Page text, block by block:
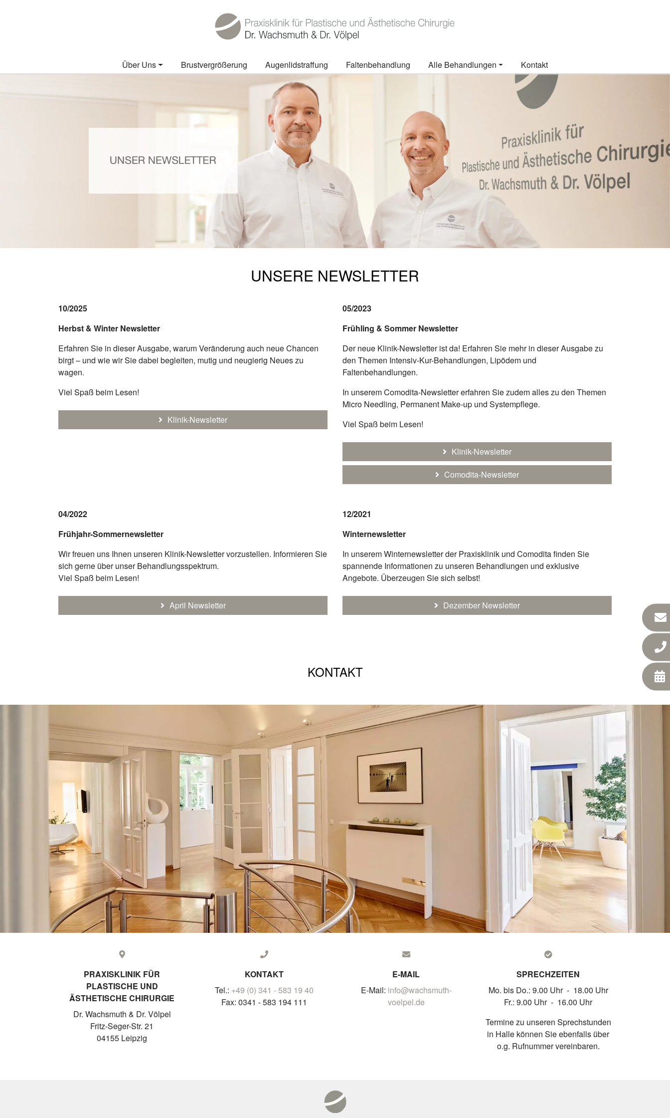
Über Uns Brustvergrößerung Augenlidstraffung Faltenbehandlung Alle Behandlungen Kontakt
UNSERE NEWSLETTER
10/2025
Herbst & Winter Newsletter
Erfahren Sie in dieser Ausgabe, warum Veränderung auch neue Chancen
birgt – und wie wir Sie dabei begleiten, mutig und neugierig Neues zu
wagen.
Viel Spaß beim Lesen!
Klinik-Newsletter
05/2023
Frühling & Sommer Newsletter
Der neue Klinik-Newsletter ist da! Erfahren Sie mehr in dieser Ausgabe zu
den Themen Intensiv-Kur-Behandlungen, Lipödem und
Faltenbehandlungen.
In unserem Comodita-Newsletter erfahren Sie zudem alles zu den Themen
Micro Needling, Permanent Make-up und Systempflege.
Viel Spaß beim Lesen!
Klinik-Newsletter
Comodita-Newsletter
04/2022
Frühjahr-Sommernewsletter
Wir freuen uns Ihnen unseren Klinik-Newsletter vorzustellen. Informieren Sie
sich gerne über unser Behandlungsspektrum.
Viel Spaß beim Lesen!
April Newsletter
12/2021
Winternewsletter
In unserem Winternewsletter der Praxisklinik und Comodita finden Sie
spannende Informationen zu unseren Behandlungen und exklusive
Angebote. Überzeugen Sie sich selbst!
Dezember Newsletter
KONTAKT
PRAXISKLINIK FÜR
PLASTISCHE UND
ÄSTHETISCHE CHIRURGIE
Dr. Wachsmuth & Dr. Völpel
Fritz-Seger-Str. 21
04155 Leipzig
KONTAKT
Tel.: +49 (0) 341 - 583 19 40
Fax: 0341 - 583 194 111
E-MAIL
E-Mail: info@wachsmuth-
voelpel.de
SPRECHZEITEN
Mo. bis Do.: 9.00 Uhr - 18.00 Uhr
Fr.: 9.00 Uhr - 16.00 Uhr
Termine zu unseren Sprechstunden
in Halle können Sie ebenfalls über
o.g. Rufnummer vereinbaren.